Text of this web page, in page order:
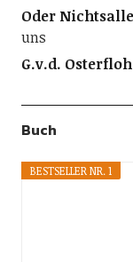
Oder
uns
G.v.d.
Buch
BESTSELLER NR. 1